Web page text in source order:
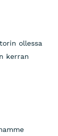
ollessa
kerran